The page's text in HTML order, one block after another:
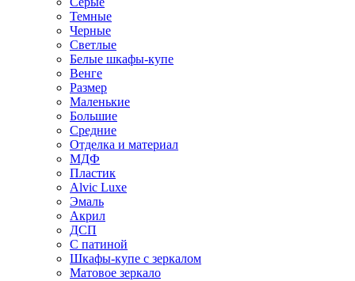
Темные
Черные
Светлые
Белые шкафы-купе
Венге
Размер
Маленькие
Большие
Средние
Отделка и материал
МДФ
Пластик
Alvic Luxe
Эмаль
Акрил
ДСП
С патиной
Шкафы-купе с зеркалом
Матовое зеркало